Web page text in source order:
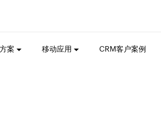
案 移动应用 CRM客户案例